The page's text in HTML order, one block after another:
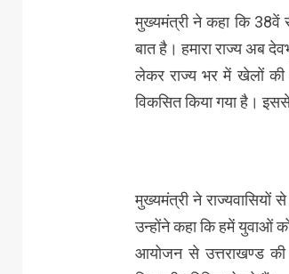
मुख्यमंत्री ने कहा कि 38वें
बात है। हमारा राज्य अब
लेकर राज्य भर में खेलों की
विकसित किया गया है। इससे
मुख्यमंत्री ने राज्यवासियों
उन्होंने कहा कि हमें युवाओं
आयोजन से उत्तराखण्ड की